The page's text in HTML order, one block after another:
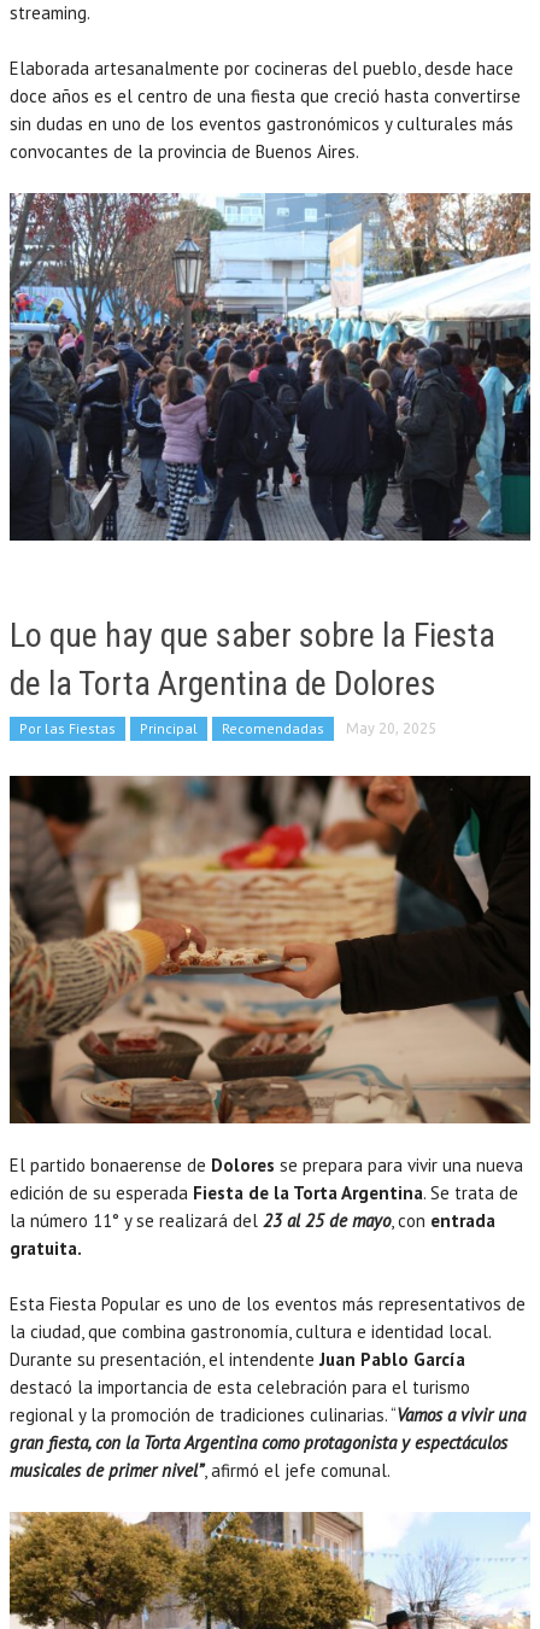
streaming.
Elaborada artesanalmente por cocineras del pueblo, desde hace
doce años es el centro de una fiesta que creció hasta convertirse
sin dudas en uno de los eventos gastronómicos y culturales más
convocantes de la provincia de Buenos Aires.
Lo que hay que saber sobre la Fiesta
de la Torta Argentina de Dolores
Por las Fiestas Principal Recomendadas May 20, 2025
El partido bonaerense de Dolores se prepara para vivir una nueva
edición de su esperada Fiesta de la Torta Argentina. Se trata de
la número 11° y se realizará del 23 al 25 de mayo, con entrada
gratuita.
Esta Fiesta Popular es uno de los eventos más representativos de
la ciudad, que combina gastronomía, cultura e identidad local.
Durante su presentación, el intendenteJuan Pablo García
destacó la importancia de esta celebración para el turismo
regional y la promoción de tradiciones culinarias. “Vamos a vivir una
gran fiesta, con la Torta Argentina como protagonista y espectáculos
musicales de primer nivel”, afirmó el jefe comunal.